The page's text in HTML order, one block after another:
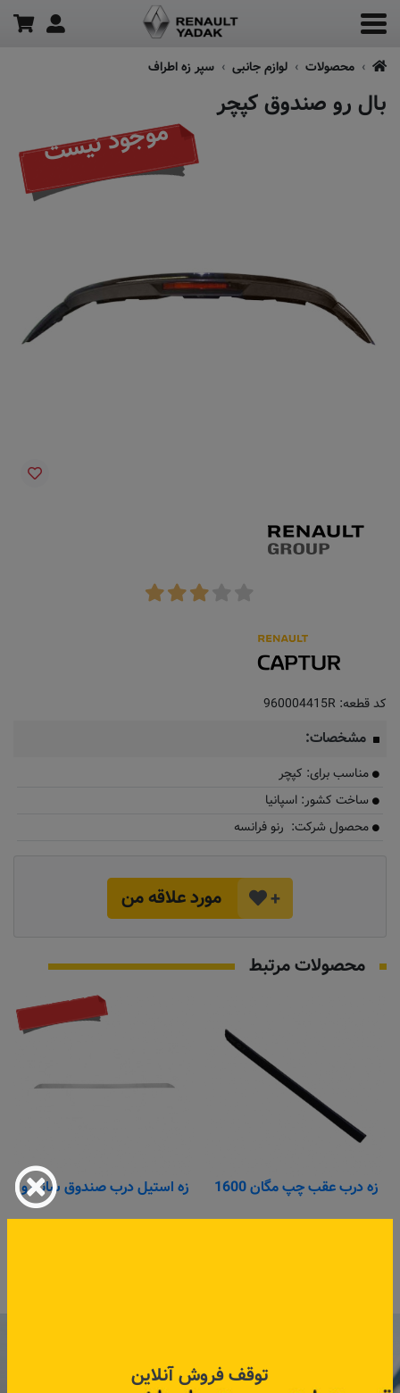
محصولات لوازم جانبی سپر زه اطراف
بال رو صندوق کپچر
موجود نیست
کد قطعه: 960004415R
مشخصات:
مناسب برای: کپچر
ساخت کشور: اسپانیا
محصول شرکت: رنو فرانسه
+ مورد علاقه من
محصولات مرتبط
زه درب عقب چپ مگان 1600
موجود نیست
زه استیل درب صندوق ساندرو
همین حالا ۱۵ هزار تومان کد‌تخفیف خرید
توقف فروش آنلاین